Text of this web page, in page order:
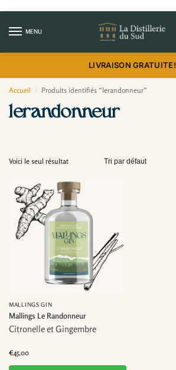
MENU
LIVRAISON GRATUITE!
Accueil / Produits identifiés “lerandonneur”
lerandonneur
Voici le seul résultat
MALLINGS GIN
Mallings Le Randonneur
Citronelle et Gingembre
€45,00